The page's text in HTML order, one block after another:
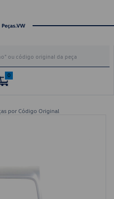
0
por Código Original